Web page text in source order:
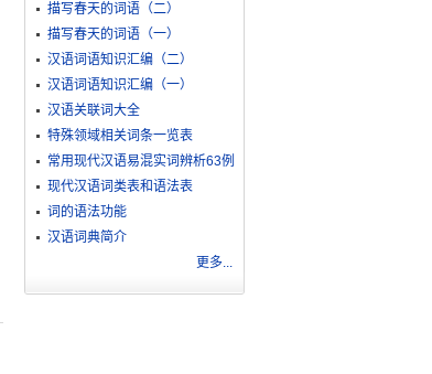
描写春天的词语（二）
描写春天的词语（一）
汉语词语知识汇编（二）
汉语词语知识汇编（一）
汉语关联词大全
特殊领域相关词条一览表
常用现代汉语易混实词辨析63例
现代汉语词类表和语法表
词的语法功能
汉语词典简介
更多...